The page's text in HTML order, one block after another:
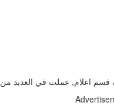
اعلام, عملت في العديد من